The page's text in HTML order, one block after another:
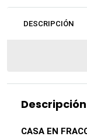
DESCRIPCIÓN
Descripción
CASA EN